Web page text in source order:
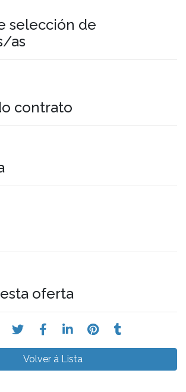
selección de
as
contrato
oferta
Volver á Lista